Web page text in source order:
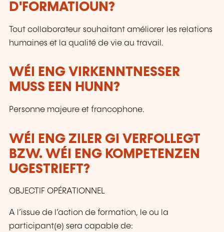
D'FORMATIOUN?
Tout collaborateur souhaitant améliorer les relations
humaines et la qualité de vie au travail.
WÉI ENG VIRKENNTNESSER
MUSS EEN HUNN?
Personne majeure et francophone.
WÉI ENG ZILER GI VERFOLLEGT
BZW. WÉI ENG KOMPETENZEN
UGESTRIEFT?
OBJECTIF OPÉRATIONNEL
A l’issue de l’action de formation, le ou la
participant(e) sera capable de: